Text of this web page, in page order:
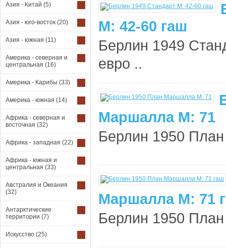
Азия - Китай (5)
Азия - юго-восток (20)
Азия - южная (11)
Америка - северная и
центральная (16)
Америка - Карибы (33)
Америка - южная (14)
Африка - северная и
восточная (32)
Африка - западная (22)
Африка - южная и
центральная (33)
Австралия и Океания
(32)
Антарктические
территории (7)
Искусство (25)
М: 42-60 гаш
Берлин 1949
евро ..
Маршалла М: 71
Берлин 1950
Маршалла М: 71
Берлин 1950